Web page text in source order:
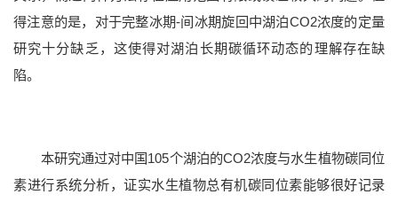
得注意的是，对于完整冰期-间冰期旋回中湖泊CO2浓度的定量
研究十分缺乏，这使得对湖泊长期碳循环动态的理解存在缺
陷。
本研究通过对中国105个湖泊的CO2浓度与水生植物碳同位
素进行系统分析，证实水生植物总有机碳同位素能够很好记录